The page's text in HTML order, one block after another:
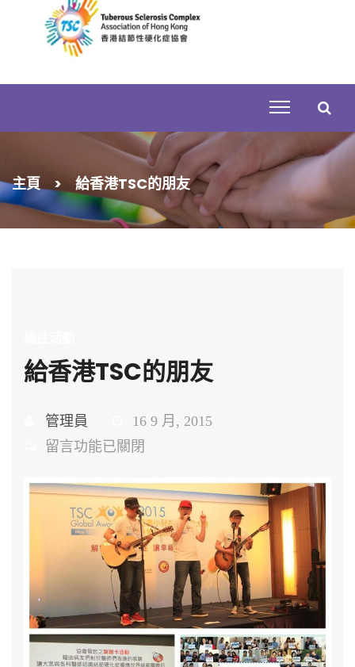
搜
尋
關
主頁 > 給香港TSC的朋友
給香港TSC的朋友
管理員
16 9 月, 2015
在
香
朋
友〉
留言功能已關閉